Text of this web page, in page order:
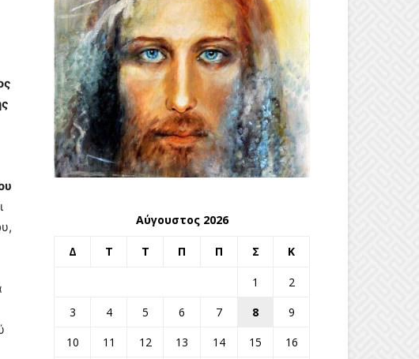
Αύγουστος 2026
Δ Τ Τ Π Π Σ Κ
1
2
3
4 5 6 7 8
9
10
11 12 13 14 15
16